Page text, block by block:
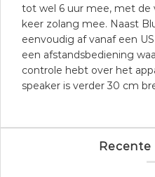
tot wel 6 uur mee, met
keer zolang mee. Naast
eenvoudig af vanaf een
een afstandsbediening
controle hebt over het
speaker is verder 30 cm